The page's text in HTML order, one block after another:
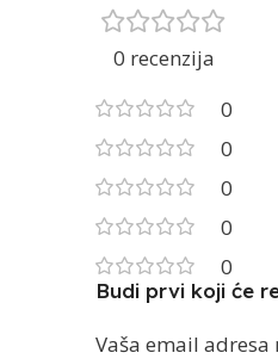
0 recenzija
0
0
0
0
0
Budi prvi koji će
Vaša email